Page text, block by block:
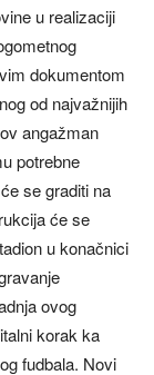
u realizaciji
dokumentom
od najvažnijih
angažman
potrebne
se graditi na
će se
u konačnici
ovog
korak ka
fudbala. Novi